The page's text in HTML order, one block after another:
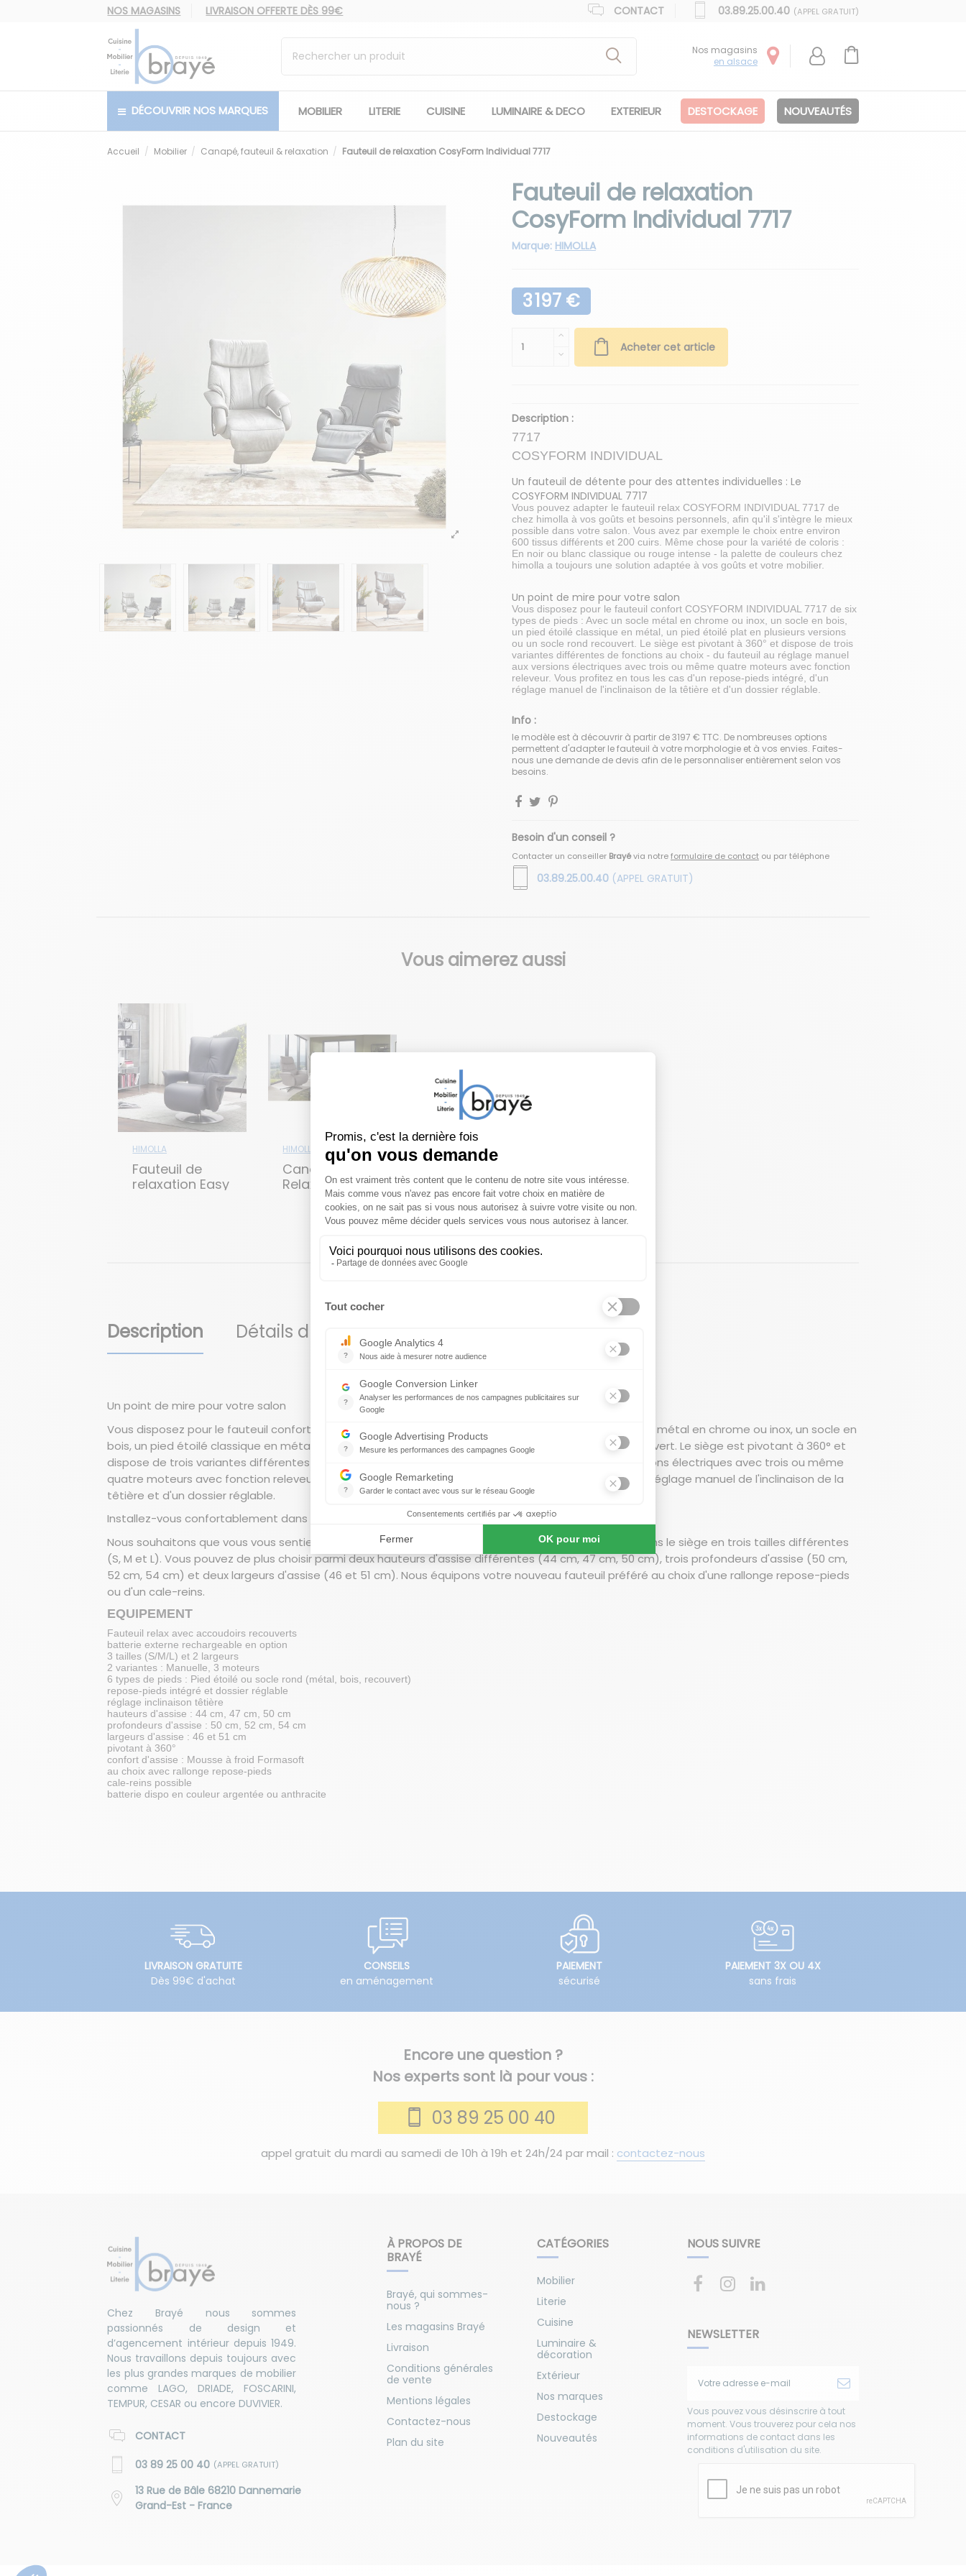
NOS MAGASINS LIVRAISON OFFERTE DÈS 99€ CONTACT 03.89.25.00.40 (APPEL GRATUIT)
Nos magasins
en alsace
DÉCOUVRIR NOS MARQUES MOBILIER LITERIE CUISINE LUMINAIRE & DECO EXTERIEUR DESTOCKAGE NOUVEAUTÉS
Accueil Mobilier Canapé, fauteuil & relaxation Fauteuil de relaxation CosyForm Individual 7717
Fauteuil de relaxation
CosyForm Individual 7717
Marque: HIMOLLA
3 197 €
Acheter cet article
Description :
7717
COSYFORM INDIVIDUAL
Un fauteuil de détente pour des attentes individuelles : Le
COSYFORM INDIVIDUAL 7717
Vous pouvez adapter le fauteuil relax COSYFORM INDIVIDUAL 7717 de
chez himolla à vos goûts et besoins personnels, afin qu'il s'intègre le mieux
possible dans votre salon. Vous avez par exemple le choix entre environ
600 tissus différents et 200 cuirs. Même chose pour la variété de coloris :
En noir ou blanc classique ou rouge intense - la palette de couleurs chez
himolla a toujours une solution adaptée à vos goûts et votre mobilier.
Un point de mire pour votre salon
Vous disposez pour le fauteuil confort COSYFORM INDIVIDUAL 7717 de six
types de pieds : Avec un socle métal en chrome ou inox, un socle en bois,
un pied étoilé classique en métal, un pied étoilé plat en plusieurs versions
ou un socle rond recouvert. Le siège est pivotant à 360° et dispose de trois
variantes différentes de fonctions au choix - du fauteuil au réglage manuel
aux versions électriques avec trois ou même quatre moteurs avec fonction
releveur. Vous profitez en tous les cas d'un repose-pieds intégré, d'un
réglage manuel de l'inclinaison de la têtière et d'un dossier réglable.
Info :
le modèle est à découvrir à partir de 3197 € TTC. De nombreuses options
permettent d'adapter le fauteuil à votre morphologie et à vos envies. Faites-
nous une demande de devis afin de le personnaliser entièrement selon vos
besoins.
Besoin d'un conseil ?
Contacter un conseiller Brayévia notreformulaire de contact ou par téléphone
03.89.25.00.40 (APPEL GRATUIT)
Vous aimerez aussi
HIMOLLA
Fauteuil de
relaxation Easy
HIMOLLA
Canapé
Relaxhimo
Confort 4050
Description Détails du produit
Un point de mire pour votre salon
Vous disposez pour le fauteuil confort COSYFORM INDIVIDUAL 7717 de six types de pieds : Avec un socle métal en chrome ou inox, un socle en
bois, un pied étoilé classique en métal, un pied étoilé plat en plusieurs versions ou un socle rond recouvert. Le siège est pivotant à 360° et
dispose de trois variantes différentes de fonctions au choix - du fauteuil au réglage manuel aux versions électriques avec trois ou même
quatre moteurs avec fonction releveur. Vous profitez en tous les cas d'un repose-pieds intégré, d'un réglage manuel de l'inclinaison de la
têtière et d'un dossier réglable.
Installez-vous confortablement dans le fauteuil confort de luxe
Nous souhaitons que vous vous sentiez bien dans votre fauteuil de luxe. Pour ceci, nous vous proposons le siège en trois tailles différentes
(S, M et L). Vous pouvez de plus choisir parmi deux hauteurs d'assise différentes (44 cm, 47 cm, 50 cm), trois profondeurs d'assise (50 cm,
52 cm, 54 cm) et deux largeurs d'assise (46 et 51 cm). Nous équipons votre nouveau fauteuil préféré au choix d'une rallonge repose-pieds
ou d'un cale-reins.
EQUIPEMENT
Fauteuil relax avec accoudoirs recouverts
batterie externe rechargeable en option
3 tailles (S/M/L) et 2 largeurs
2 variantes : Manuelle, 3 moteurs
6 types de pieds : Pied étoilé ou socle rond (métal, bois, recouvert)
repose-pieds intégré et dossier réglable
réglage inclinaison têtière
hauteurs d'assise : 44 cm, 47 cm, 50 cm
profondeurs d'assise : 50 cm, 52 cm, 54 cm
largeurs d'assise : 46 et 51 cm
pivotant à 360°
confort d'assise : Mousse à froid Formasoft
au choix avec rallonge repose-pieds
cale-reins possible
batterie dispo en couleur argentée ou anthracite
Encore une question ?
Nos experts sont là pour vous :
03 89 25 00 40
appel gratuit du mardi au samedi de 10h à 19h et 24h/24 par mail : contactez-nous
LIVRAISON GRATUITE
Dès 99€ d'achat
CONSEILS
en aménagement
PAIEMENT
sécurisé
PAIEMENT 3X OU 4X
sans frais
À PROPOS DE
BRAYÉ
Brayé, qui sommes-
nous ?
Les magasins Brayé
Livraison
Conditions générales
de vente
Mentions légales
Contactez-nous
Plan du site
CATÉGORIES
Mobilier
Literie
Cuisine
Luminaire &
décoration
Extérieur
Nos marques
Destockage
Nouveautés
Chez Brayé nous sommes
passionnés de design et
d’agencement intérieur depuis 1949.
Nous travaillons depuis toujours avec
les plus grandes marques de mobilier
comme LAGO, DRIADE, FOSCARINI,
TEMPUR, CESAR ou encore DUVIVIER.
CONTACT
03 89 25 00 40 (APPEL GRATUIT)
13 Rue de Bâle 68210 Dannemarie
Grand-Est - France
NOUS SUIVRE
NEWSLETTER
Vous pouvez vous désinscrire à tout
moment. Vous trouverez pour cela nos
informations de contact dans les
conditions d'utilisation du site.